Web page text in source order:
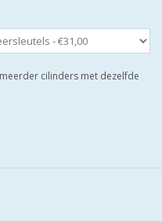
cilinders met dezelfde